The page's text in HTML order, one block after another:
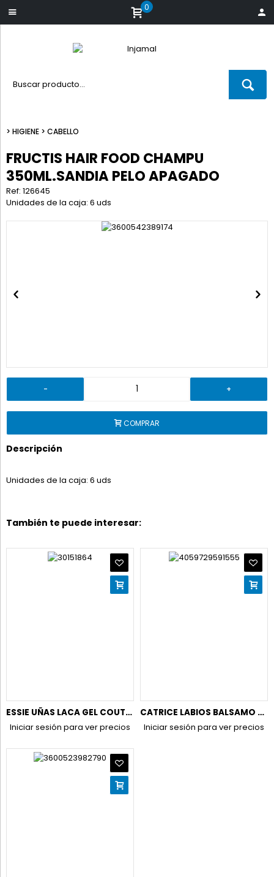
0
> HIGIENE > CABELLO
FRUCTIS HAIR FOOD CHAMPU
350ML.SANDIA PELO APAGADO
Ref: 126645
Unidades de la caja: 6 uds
- +
COMPRAR
Descripción
Unidades de la caja: 6 uds
También te puede interesar:
ESSIE UÑAS LACA GEL COUTURE 504 OF CORSET (NUEVO) V-3
Iniciar sesión para ver precios
CATRICE LABIOS BALSAMO PEPTIDE BLISS GLOSSY 050 T-6
Iniciar sesión para ver precios